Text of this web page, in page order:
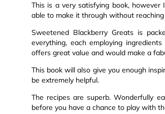
This is a very satisfying book,
able to make it through without
Sweetened Blackberry Greats is
everything, each employing
offers great value and would make a
This book will also give you enough
be extremely helpful.
The recipes are superb. Wonderfully
before you have a chance to play with